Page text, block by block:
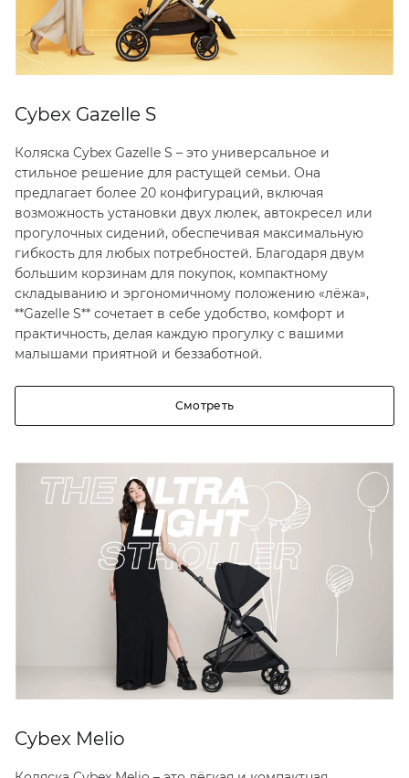
Cybex Gazelle S
Коляска Cybex Gazelle S – это универсальное и
стильное решение для растущей семьи. Она
предлагает более 20 конфигураций, включая
возможность установки двух люлек, автокресел или
прогулочных сидений, обеспечивая максимальную
гибкость для любых потребностей. Благодаря двум
большим корзинам для покупок, компактному
складыванию и эргономичному положению «лёжа»,
**Gazelle S** сочетает в себе удобство, комфорт и
практичность, делая каждую прогулку с вашими
малышами приятной и беззаботной.
Смотреть
Cybex Melio